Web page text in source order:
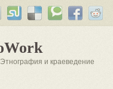
Этнография и краеведение